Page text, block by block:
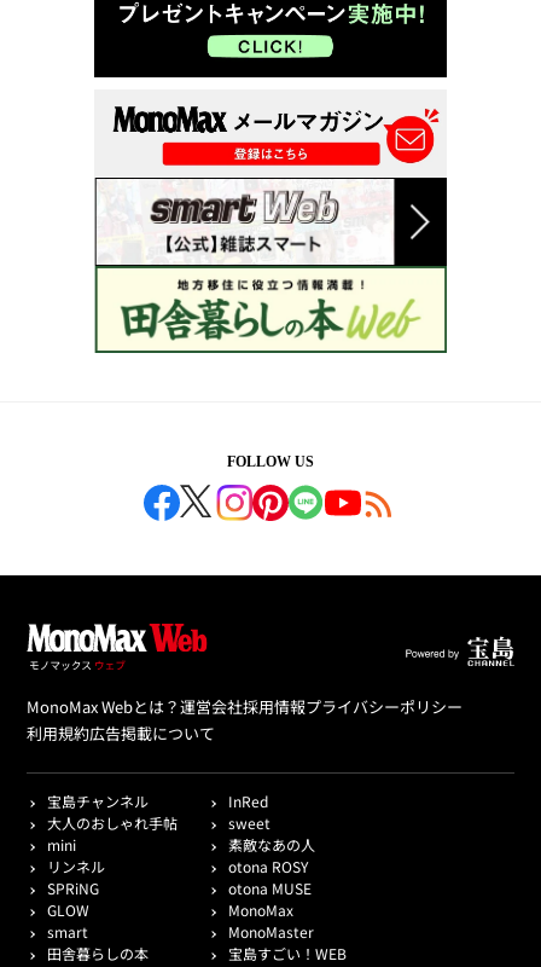
FOLLOW US
MonoMax Webとは？運営会社採用情報プライバシーポリシー
利用規約広告掲載について
宝島チャンネル
InRed
大人のおしゃれ手帖
sweet
mini
素敵なあの人
リンネル
otona ROSY
SPRiNG
otona MUSE
GLOW
MonoMax
smart
MonoMaster
田舎暮らしの本
宝島すごい！WEB